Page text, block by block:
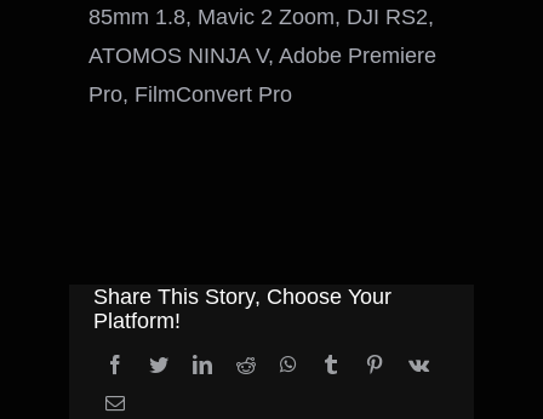
85mm 1.8, Mavic 2 Zoom, DJI RS2,
ATOMOS NINJA V, Adobe Premiere
Pro, FilmConvert Pro
Share This Story, Choose Your
Platform!